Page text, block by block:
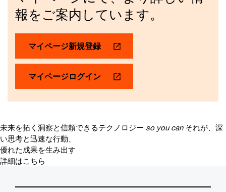
報をご案内しています。
マイページ新規登録
マイページログイン
未来を拓く洞察と信頼できるテクノロジー so you can それが、深
い思考と迅速な行動、
優れた成果を生み出す
詳細はこちら